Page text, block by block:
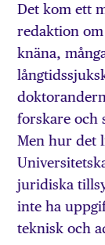
Det kom ett
redaktion
knäna,
forskare och
Men hur det
juridiska
inte ha
teknisk och